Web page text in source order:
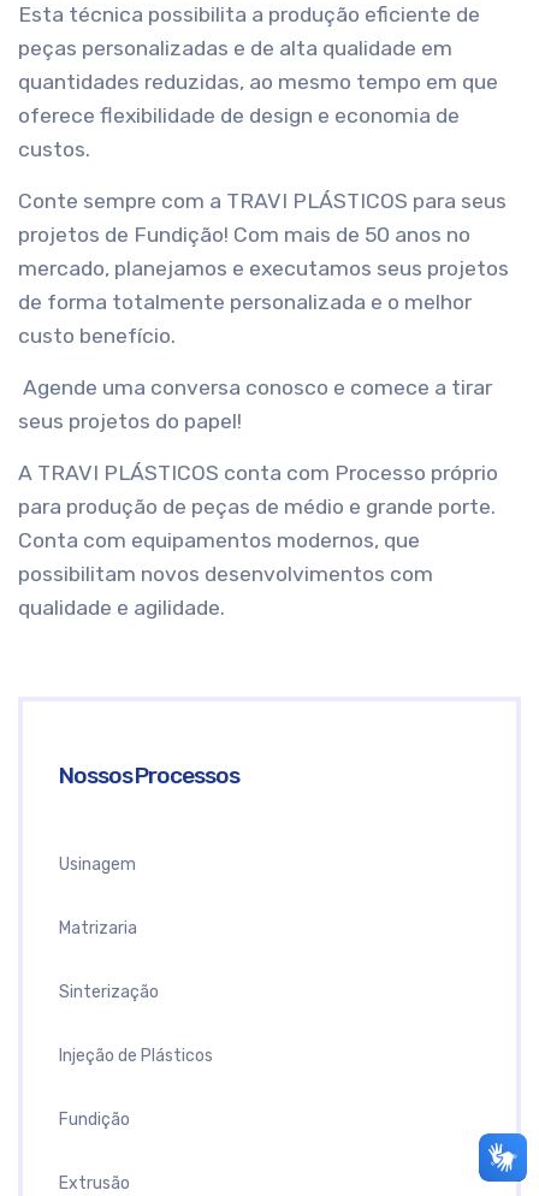
Esta técnica possibilita a produção eficiente de
peças personalizadas e de alta qualidade em
quantidades reduzidas, ao mesmo tempo em que
oferece flexibilidade de design e economia de
custos.
Conte sempre com a TRAVI PLÁSTICOS para seus
projetos de Fundição! Com mais de 50 anos no
mercado, planejamos e executamos seus projetos
de forma totalmente personalizada e o melhor
custo benefício.
Agende uma conversa conosco e comece a tirar
seus projetos do papel!
A TRAVI PLÁSTICOS conta com Processo próprio
para produção de peças de médio e grande porte.
Conta com equipamentos modernos, que
possibilitam novos desenvolvimentos com
qualidade e agilidade.
Nossos Processos
Usinagem
Matrizaria
Sinterização
Injeção de Plásticos
Fundição
Extrusão